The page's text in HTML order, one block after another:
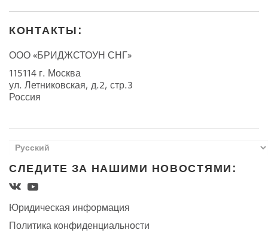
КОНТАКТЫ:
ООО «БРИДЖСТОУН СНГ»
115114 г. Москва
ул. Летниковская, д.2, стр.3
Россия
СЛЕДИТЕ ЗА НАШИМИ НОВОСТЯМИ:
Юридическая информация
Политика конфиденциальности